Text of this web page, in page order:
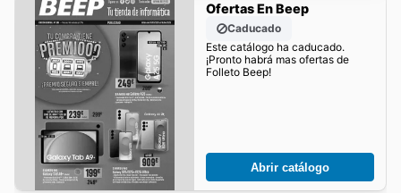
Ofertas En Beep
Caducado
Este catálogo ha caducado.
¡Pronto habrá mas ofertas de
Folleto Beep!
Abrir catálogo